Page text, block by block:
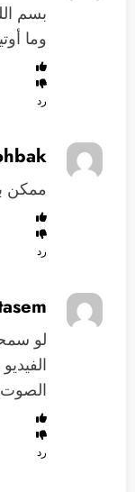
بسم
وما
رد
ممكن
رد
لو
الصوت
رد